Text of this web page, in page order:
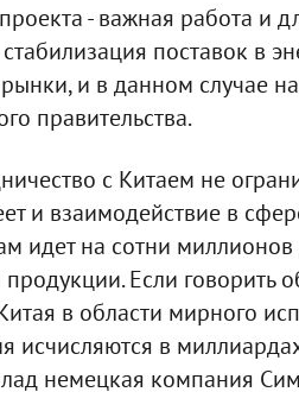
- важная работа и
поставок в
и в данном случае
правительства.
с Китаем не
и взаимодействие в
идет на сотни
Если говорить
в области мирного
исчисляются в
немецкая компания